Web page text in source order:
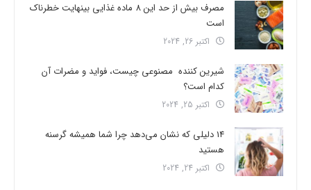
مصرف بیش از حد این 8 ماده غذایی بینهایت خطرناک
است
اکتبر 26, 2024
شیرین کننده مصنوعی چیست، فواید و مضرات آن
کدام است؟
اکتبر 25, 2024
14 دلیلی که نشان می‌دهد چرا شما همیشه گرسنه
هستید
اکتبر 24, 2024